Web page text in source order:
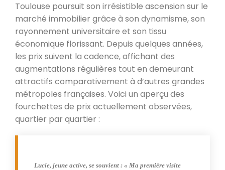
Toulouse poursuit son irrésistible ascension sur le
marché immobilier grâce à son dynamisme, son
rayonnement universitaire et son tissu
économique florissant. Depuis quelques années,
les prix suivent la cadence, affichant des
augmentations régulières tout en demeurant
attractifs comparativement à d’autres grandes
métropoles françaises. Voici un aperçu des
fourchettes de prix actuellement observées,
quartier par quartier :
Lucie, jeune active, se souvient : « Ma première visite